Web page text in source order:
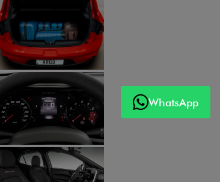
WhatsApp